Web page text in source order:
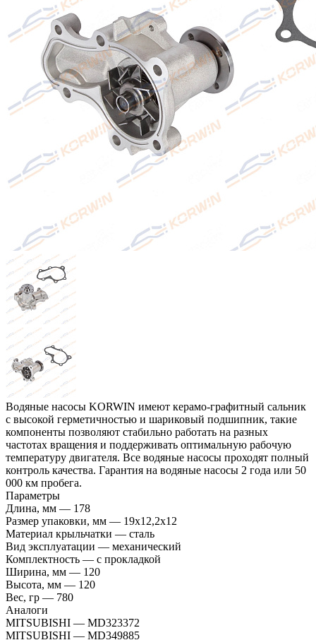
Водяные насосы KORWIN имеют керамо-графитный сальник
с высокой герметичностью и шариковый подшипник, такие
компоненты позволяют стабильно работать на разных
частотах вращения и поддерживать оптимальную рабочую
температуру двигателя. Все водяные насосы проходят полный
контроль качества. Гарантия на водяные насосы 2 года или 50
000 км пробега.
Параметры
Длина, мм — 178
Размер упаковки, мм — 19x12,2x12
Материал крыльчатки — сталь
Вид эксплуатации — механический
Комплектность — с прокладкой
Ширина, мм — 120
Высота, мм — 120
Вес, гр — 780
Аналоги
MITSUBISHI — MD323372
MITSUBISHI — MD349885